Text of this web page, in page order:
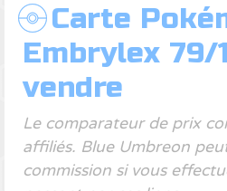
Carte
Embrylex 79/
vendre
Le comparateur de prix
affiliés. Blue Umbreon
commission si vous